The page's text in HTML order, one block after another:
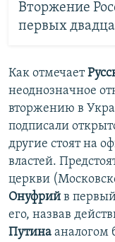
Вторжение
первых
Как отмечает
неоднозначное
вторжению в
подписали
другие стоят на
властей.
церкви
Онуфрий в
его, назвав
Путина аналогом